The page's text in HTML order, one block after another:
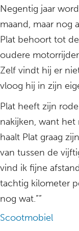
Negentig jaar
maand, maar nog
Plat behoort tot
oudere
Zelf vindt hij er
vloog hij in zijn
Plat heeft zijn
nakijken, want het
haalt Plat graag
van tussen de
vind ik fijne
tachtig kilometer
nog wat.””
Scootmobiel